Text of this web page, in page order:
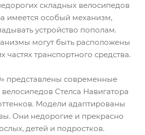
складных велосипедов
имеется особый механизм,
устройство пополам.
могут быть расположены
частях транспортного средства.
представлены современные
Стелса Навигатора
Модели адаптированы
Они недорогие и прекрасно
детей и подростков.